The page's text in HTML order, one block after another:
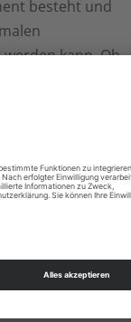
besteht und
kann. Ob
vierwöchige
können. Es soll
dem Lockdown
Witterung) auch